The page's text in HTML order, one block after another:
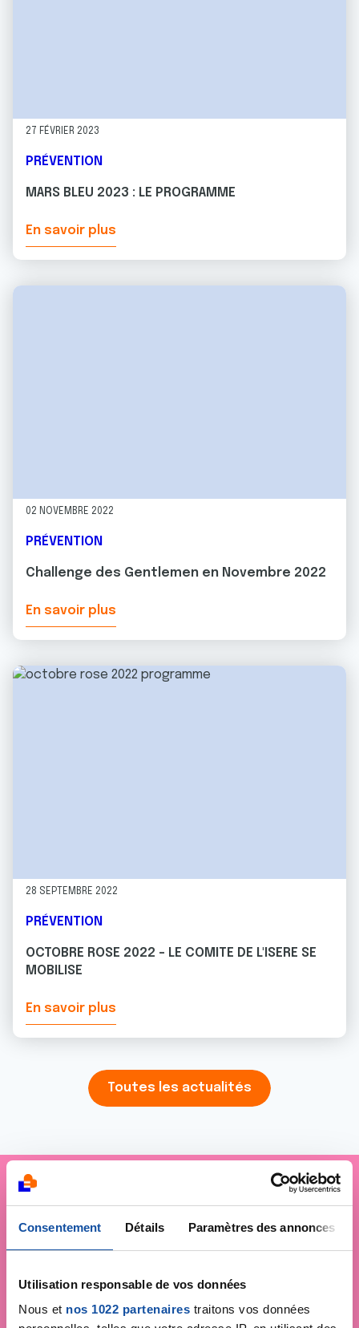
Consentement Détails Paramètres des annonces
Utilisation responsable de vos données
Nous et nos 1022 partenaires traitons vos données
27 FÉVRIER 2023
PRÉVENTION
MARS BLEU 2023 : LE PROGRAMME
En savoir plus
02 NOVEMBRE 2022
PRÉVENTION
Challenge des Gentlemen en Novembre 2022
En savoir plus
28 SEPTEMBRE 2022
PRÉVENTION
OCTOBRE ROSE 2022 - LE COMITE DE L'ISERE SE
MOBILISE
En savoir plus
Toutes les actualités
Je soutiens
La Ligue
contre le cancer